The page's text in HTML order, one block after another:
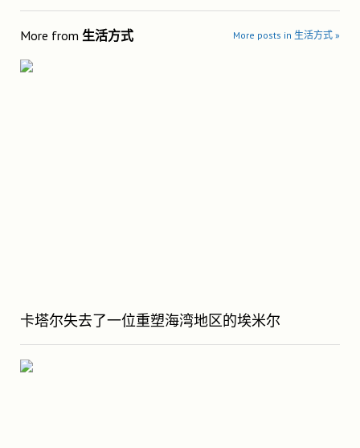
More from 生活方式 More posts in 生活方式 »
卡塔尔失去了一位重塑海湾地区的埃米尔